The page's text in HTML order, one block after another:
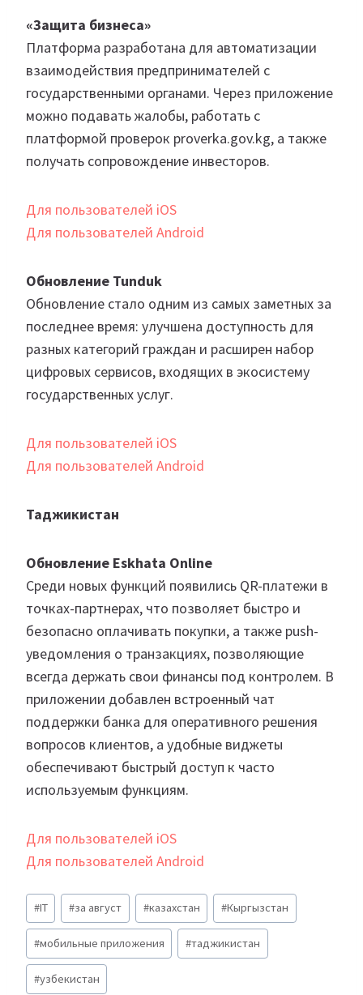
«Защита бизнеса»
Платформа разработана для автоматизации
взаимодействия предпринимателей с
государственными органами. Через приложение
можно подавать жалобы, работать с
платформой проверок proverka.gov.kg, а также
получать сопровождение инвесторов.
Для пользователей iOS
Для пользователей Android
Обновление Tunduk
Обновление стало одним из самых заметных за
последнее время: улучшена доступность для
разных категорий граждан и расширен набор
цифровых сервисов, входящих в экосистему
государственных услуг.
Для пользователей iOS
Для пользователей Android
Таджикистан
Обновление Eskhata Online
Среди новых функций появились QR-платежи в
точках-партнерах, что позволяет быстро и
безопасно оплачивать покупки, а также push-
уведомления о транзакциях, позволяющие
всегда держать свои финансы под контролем. В
приложении добавлен встроенный чат
поддержки банка для оперативного решения
вопросов клиентов, а удобные виджеты
обеспечивают быстрый доступ к часто
используемым функциям.
Для пользователей iOS
Для пользователей Android
Метки
записи:
#IT #за август #казахстан #Кыргызстан
#мобильные приложения #таджикистан
#узбекистан